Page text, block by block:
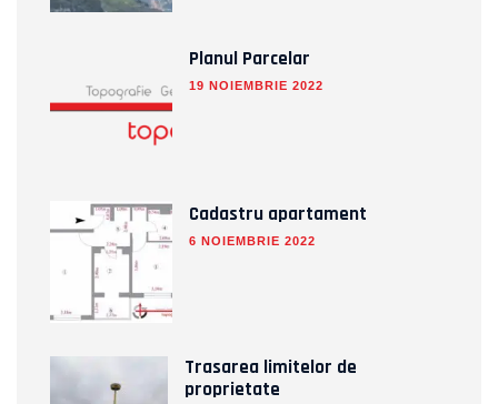
Planul Parcelar
19 NOIEMBRIE 2022
Cadastru apartament
6 NOIEMBRIE 2022
Trasarea limitelor de
proprietate